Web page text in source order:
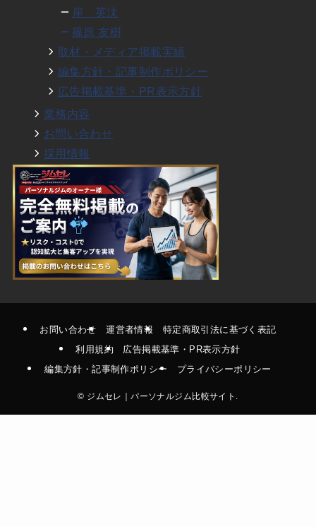
岸 英汰
篠原 友樹
取材・メディア掲載実績
編集方針・記事制作ポリシー
広告掲載基準・PR表示方針
業務内容
お問い合わせ
採用情報
お問い合わせ 運営者情報
特定商取引法に基づく表記
利用規約
広告掲載基準・PR表示方針
編集方針・記事制作ポリシー
プライバシーポリシー
© ジムセレ｜パーソナルジム比較サイト.